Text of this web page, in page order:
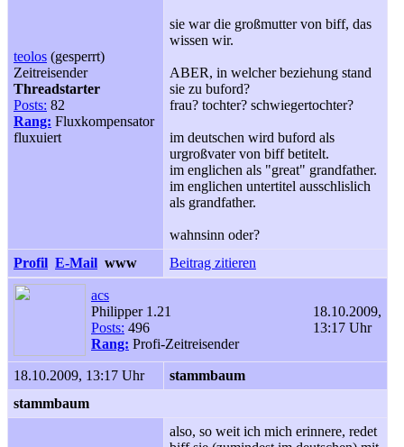
teolos (gesperrt)
Zeitreisender
Threadstarter
Posts: 82
Rang: Fluxkompensator
fluxuiert
sie war die großmutter von biff, das
wissen wir.
ABER, in welcher beziehung stand
sie zu buford?
frau? tochter? schwiegertochter?
im deutschen wird buford als
urgroßvater von biff betitelt.
im englichen als "great" grandfather.
im englichen untertitel ausschlislich
als grandfather.
wahnsinn oder?
Profil E-Mail www Beitrag zitieren
acs
Philipper 1.21
Posts: 496
Rang: Profi-Zeitreisender
18.10.2009,
13:17 Uhr
18.10.2009, 13:17 Uhr
stammbaum
stammbaum
also, so weit ich mich erinnere, redet